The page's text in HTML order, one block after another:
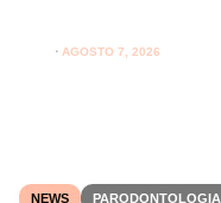
⋅ AGOSTO 7, 2026
NEWS PARODONTOLOGIA